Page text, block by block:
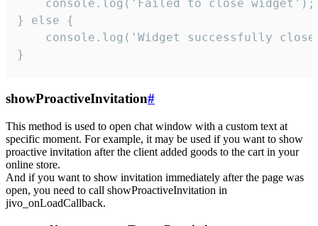
    console.log('Failed to close widget');
} else {
console.log('Widget successfully
}
showProactiveInvitation#
This method is used to open chat window with a custom text at
specific moment. For example, it may be used if you want to show
proactive invitation after the client added goods to the cart in your
online store.
And if you want to show invitation immediately after the page was
open, you need to call showProactiveInvitation in
jivo_onLoadCallback.